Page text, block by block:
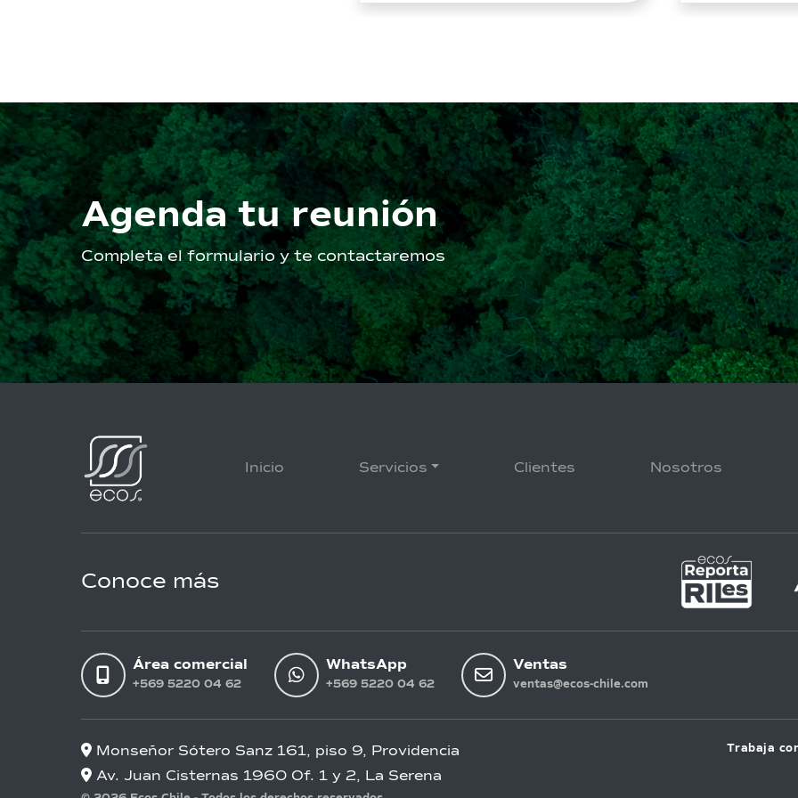
iniciativa impulsada por
CRAMSA en la Región de […]
Agenda tu reunión
Completa el formulario y te contactaremos
Inicio Servicios Clientes Nosotros
Conoce más
Área comercial
+569 5220 04 62
WhatsApp
+569 5220 04 62
Ventas
ventas@ecos-chile.com
Monseñor Sótero Sanz 161, piso 9, Providencia
Av. Juan Cisternas 1960 Of. 1 y 2, La Serena
Trabaja